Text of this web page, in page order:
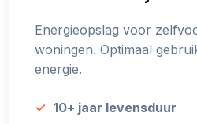
Energieopslag voor
woningen. Optimaal
energie.
10+ jaar levensduur